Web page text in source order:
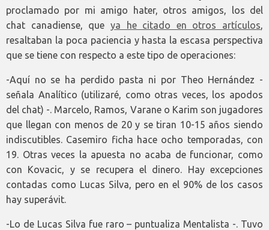
proclamado por mi amigo hater, otros amigos, los del
chat canadiense, que ya he citado en otros artículos,
resaltaban la poca paciencia y hasta la escasa perspectiva
que se tiene con respecto a este tipo de operaciones:
-Aquí no se ha perdido pasta ni por Theo Hernández -
señala Analítico (utilizaré, como otras veces, los apodos
del chat) -. Marcelo, Ramos, Varane o Karim son jugadores
que llegan con menos de 20 y se tiran 10-15 años siendo
indiscutibles. Casemiro ficha hace ocho temporadas, con
19. Otras veces la apuesta no acaba de funcionar, como
con Kovacic, y se recupera el dinero. Hay excepciones
contadas como Lucas Silva, pero en el 90% de los casos
hay superávit.
-Lo de Lucas Silva fue raro – puntualiza Mentalista -. Tuvo